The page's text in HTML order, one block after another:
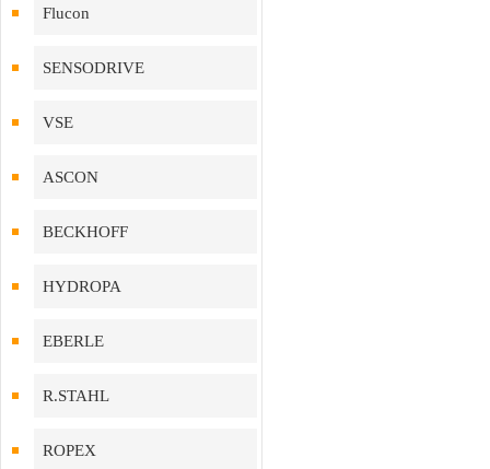
Flucon
SENSODRIVE
VSE
ASCON
BECKHOFF
HYDROPA
EBERLE
R.STAHL
ROPEX